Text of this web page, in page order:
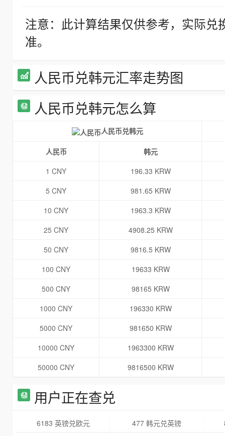
注意：此计算结果仅供参考，实际
准。
人民币兑韩元汇率走势图
人民币兑韩元怎么算
人民币兑韩元
人民币
韩元
1 CNY
196.33 KRW
5 CNY
981.65 KRW
10 CNY
1963.3 KRW
25 CNY
4908.25 KRW
50 CNY
9816.5 KRW
100 CNY
19633 KRW
500 CNY
98165 KRW
1000 CNY
196330 KRW
5000 CNY
981650 KRW
10000 CNY
1963300 KRW
50000 CNY
9816500 KRW
用户正在查兑
6183 英镑兑欧元 477 韩元兑英镑